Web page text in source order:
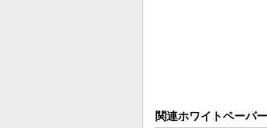
関連ホワイトペーパー